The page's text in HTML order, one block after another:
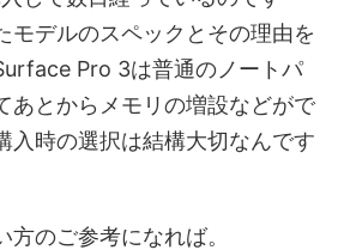
モデルのスペックとその理由を
Pro 3は普通のノートパ
あとからメモリの増設などがで
入時の選択は結構大切なんです
のご参考になれば。